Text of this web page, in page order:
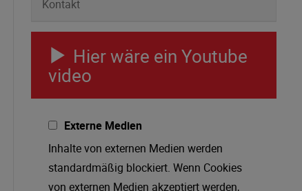
Kontakt
Hier wäre ein Youtube
video
Externe Medien
Inhalte von externen Medien werden
standardmäßig blockiert. Wenn Cookies
von externen Medien akzeptiert werden,